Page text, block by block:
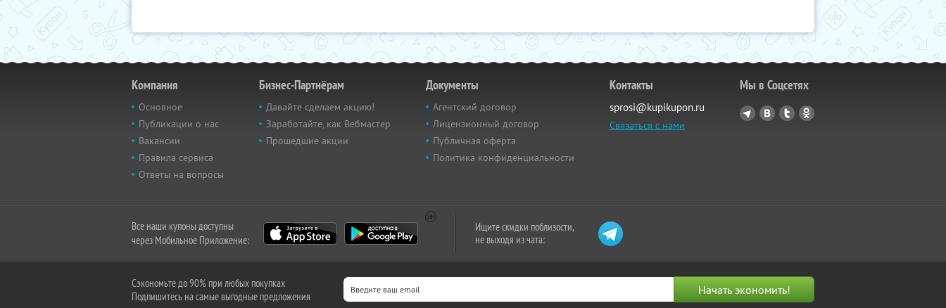
Компания
Основное
Публикации о нас
Вакансии
Правила сервиса
Ответы на вопросы
Бизнес-Партнёрам
Давайте сделаем акцию!
Заработайте, как Вебмастер
Прошедшие акции
Документы
Агентский договор
Лицензионный договор
Публичная оферта
Политика конфиденциальности
Контакты
sprosi@kupikupon.ru
Связаться с нами
Мы в Соцсетях
Все наши купоны доступны
через Мобильное Приложение:
Ищите скидки поблизости,
не выходя из чата:
Сэкономьте до 90% при любых покупках
Подпишитесь на самые выгодные предложения